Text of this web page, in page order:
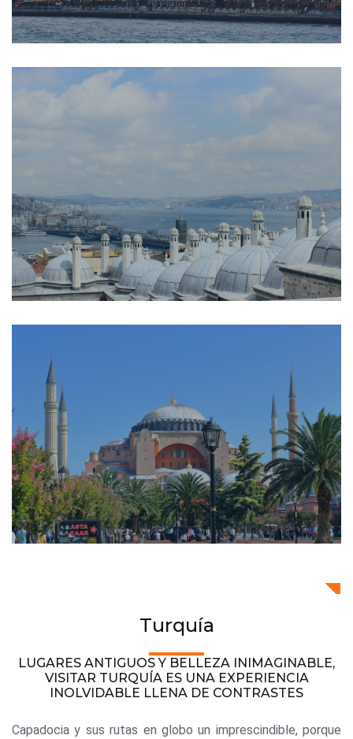
Turquía
LUGARES ANTIGUOS Y BELLEZA INIMAGINABLE,
VISITAR TURQUÍA ES UNA EXPERIENCIA
INOLVIDABLE LLENA DE CONTRASTES
Capadocia y sus rutas en globo un imprescindible, porque